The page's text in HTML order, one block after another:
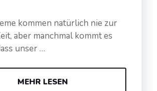
kommen natürlich nie zur
aber manchmal kommt es
unser …
MEHR LESEN